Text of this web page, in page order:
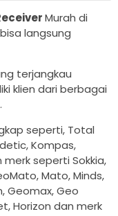
Murah di
langsung
terjangkau
klien dari berbagai
seperti, Total
Kompas,
seperti Sokkia,
Mato, Minds,
Geomax, Geo
Horizon dan merk